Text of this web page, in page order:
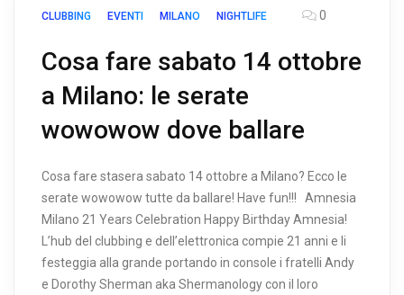
CLUBBING EVENTI MILANO NIGHTLIFE 0
Cosa fare sabato 14 ottobre
a Milano: le serate
wowowow dove ballare
Cosa fare stasera sabato 14 ottobre a Milano? Ecco le
serate wowowow tutte da ballare! Have fun!!! Amnesia
Milano 21 Years Celebration Happy Birthday Amnesia!
L’hub del clubbing e dell’elettronica compie 21 anni e li
festeggia alla grande portando in console i fratelli Andy
e Dorothy Sherman aka Shermanology con il loro